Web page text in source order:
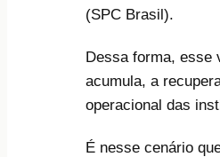
(SPC Brasil).
Dessa forma, esse
acumula, a
operacional das
É nesse cenário